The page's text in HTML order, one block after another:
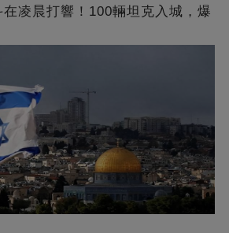
凌晨打響！100輛坦克入城，爆